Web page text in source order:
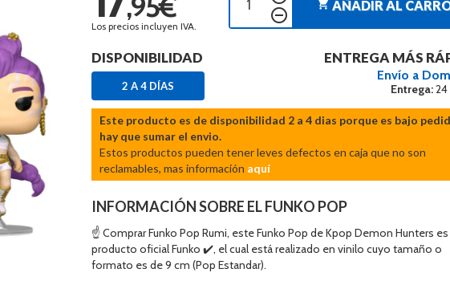
Los precios incluyen IVA.
remove_circle_outline
shopping_cart AÑADIR AL
DISPONIBILIDAD
2 A 4 DÍAS
ENTREGA MÁS
Envío a
Entrega:24
Este producto es de disponibilidad 2 a 4 dias porque es bajo
hay que sumar el envio.
Estos productos pueden tener leves defectos en caja que no son
reclamables, mas información aquí
INFORMACIÓN SOBRE EL FUNKO POP
☝ Comprar Funko Pop Rumi, este Funko Pop de Kpop Demon Hunters es
producto oficial Funko ✔️, el cual está realizado en vinilo cuyo tamaño o
formato es de 9 cm (Pop Estandar).